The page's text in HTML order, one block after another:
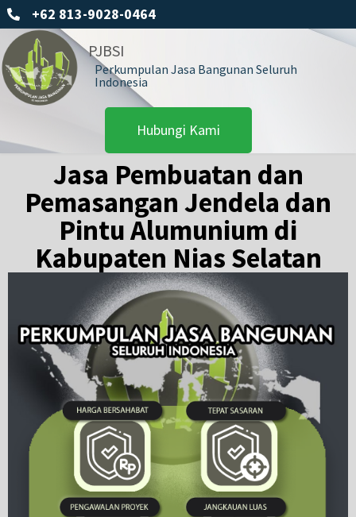
+62 813-9028-0464
PJBSI
Perkumpulan Jasa Bangunan Seluruh
Indonesia
Hubungi Kami
Jasa Pembuatan dan
Pemasangan Jendela dan
Pintu Alumunium di
Kabupaten Nias Selatan